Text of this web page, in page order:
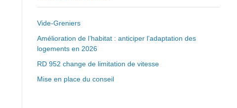
Vide-Greniers
Amélioration de l’habitat : anticiper l’adaptation des
logements en 2026
RD 952 change de limitation de vitesse
Mise en place du conseil